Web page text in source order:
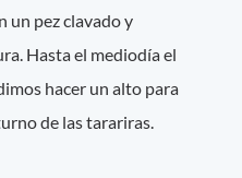
un pez clavado y
Hasta el mediodía el
hacer un alto para
de las tarariras.